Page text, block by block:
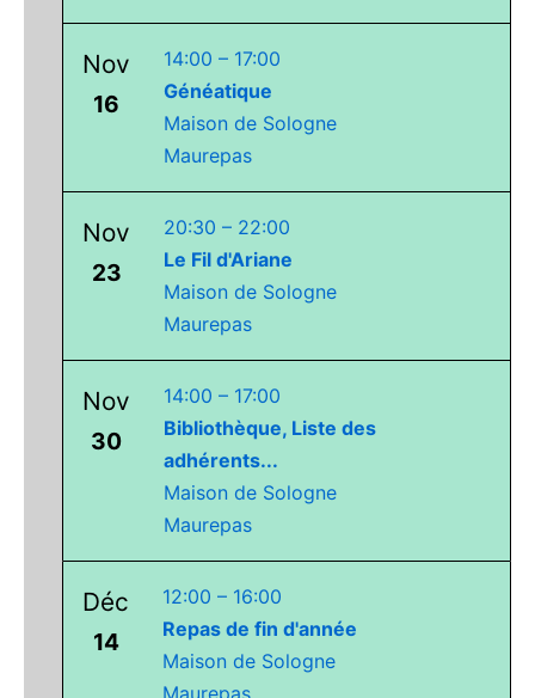
Nov
16
14:00 – 17:00
Généatique
Maison de Sologne
Maurepas
Nov
23
20:30 – 22:00
Le Fil d'Ariane
Maison de Sologne
Maurepas
Nov
30
14:00 – 17:00
Bibliothèque, Liste des
adhérents...
Maison de Sologne
Maurepas
Déc
14
12:00 – 16:00
Repas de fin d'année
Maison de Sologne
Maurepas